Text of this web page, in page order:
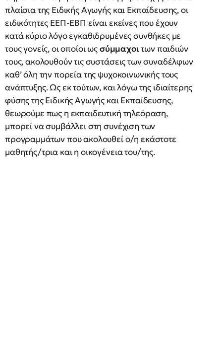
πλαίσια της Ειδικής Αγωγής και Εκπαίδευσης, οι
ειδικότητες ΕΕΠ-ΕΒΠ είναι εκείνες που έχουν
κατά κύριο λόγο εγκαθιδρυμένες συνθήκες με
τους γονείς, οι οποίοι ωςσύμμαχοιτων παιδιών
τους, ακολουθούν τις συστάσεις των συναδέλφων
καθ’ όλη την πορεία της ψυχοκοινωνικής τους
ανάπτυξης. Ως εκ τούτων, και λόγω της ιδιαίτερης
φύσης της Ειδικής Αγωγής και Εκπαίδευσης,
θεωρούμε πως η εκπαιδευτική τηλεόραση,
μπορεί να συμβάλλει στη συνέχιση των
προγραμμάτων που ακολουθεί ο/η εκάστοτε
μαθητής/τρια και η οικογένεια του/της.